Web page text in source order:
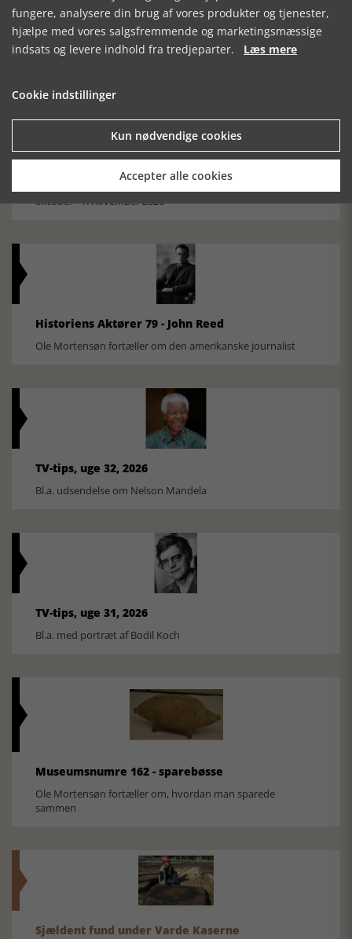
Den største samling af moselig i verden på Museum
Silkeborg Hovedgården
FOBURGH Faaborg Internationale Historie Festival 2026 30.
oktober - 1. november 2026
Historiens Aktører 79 - John Reed
Ole Mortensøn fortæller om den amerikanske journalist
TV-tips, uge 32, 2026
Bl.a. udsendelse om Nelson Mandela
TV-tips, uge 31, 2026
Bl.a. med portræt af Bodil Koch
Museumsnumre 162 - sparebøsse
Ole Mortensøn fortæller om, hvordan man sparede
sammen
Sjældent fund under Varde Kaserne
fungere, analysere din brug af vores produkter og tjenester,
hjælpe med vores salgsfremmende og marketingsmæssige
indsats og levere indhold fra tredjeparter. Læs mere
Cookie indstillinger
Kun nødvendige cookies
Accepter alle cookies